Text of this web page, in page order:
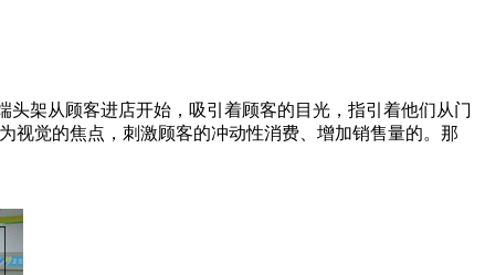
架从顾客进店开始，吸引着顾客的目光，指引着他们从门
视觉的焦点，刺激顾客的冲动性消费、增加销售量的。那